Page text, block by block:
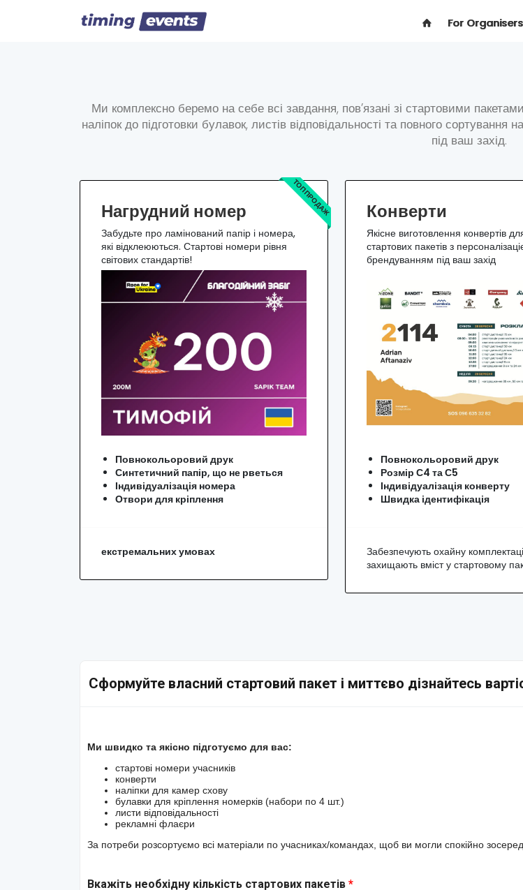
For Organisers
Ми комплексно беремо на себе всі завдання, пов’язані зі стартовими
наліпок до підготовки булавок, листів відповідальності та повного
під ваш захід.
ТОП ПРОДАЖ
Нагрудний номер
Забудьте про ламінований папір і номера,
які відклеюються. Стартові номери рівня
світових стандартів!
Повнокольоровий друк
Синтетичний папір, що не рветься
Індивідуалізація номера
Отвори для кріплення
екстремальних умовах
Конверти
Якісне виготовлення конвертів
стартових пакетів з
брендуванням під ваш захід
Повнокольоровий друк
Розмір С4 та С5
Індивідуалізація конверту
Швидка ідентифікація
Забезпечують охайну
захищають вміст у стартовому